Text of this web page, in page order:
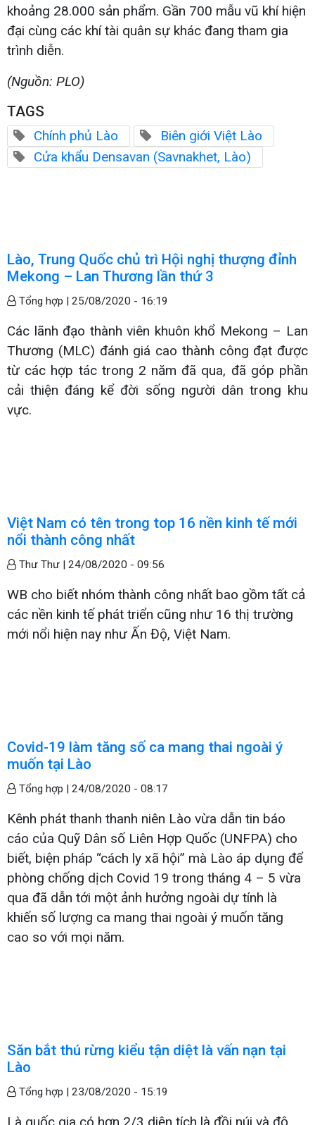
khoảng 28.000 sản phẩm. Gần 700 mẫu vũ khí hiện
đại cùng các khí tài quân sự khác đang tham gia
trình diễn.
(Nguồn: PLO)
TAGS
Chính phủ Lào
Biên giới Việt Lào
Cửa khẩu Densavan (Savnakhet, Lào)
Lào, Trung Quốc chủ trì Hội nghị thượng đỉnh
Mekong – Lan Thương lần thứ 3
Tổng hợp | 25/08/2020 - 16:19
Các lãnh đạo thành viên khuôn khổ Mekong – Lan
Thương (MLC) đánh giá cao thành công đạt được
từ các hợp tác trong 2 năm đã qua, đã góp phần
cải thiện đáng kể đời sống người dân trong khu
vực.
Việt Nam có tên trong top 16 nền kinh tế mới
nổi thành công nhất
Thư Thư | 24/08/2020 - 09:56
WB cho biết nhóm thành công nhất bao gồm tất cả
các nền kinh tế phát triển cũng như 16 thị trường
mới nổi hiện nay như Ấn Độ, Việt Nam.
Covid-19 làm tăng số ca mang thai ngoài ý
muốn tại Lào
Tổng hợp | 24/08/2020 - 08:17
Kênh phát thanh thanh niên Lào vừa dẫn tin báo
cáo của Quỹ Dân số Liên Hợp Quốc (UNFPA) cho
biết, biện pháp “cách ly xã hội” mà Lào áp dụng để
phòng chống dịch Covid 19 trong tháng 4 – 5 vừa
qua đã dẫn tới một ảnh hưởng ngoài dự tính là
khiến số lượng ca mang thai ngoài ý muốn tăng
cao so với mọi năm.
Săn bắt thú rừng kiểu tận diệt là vấn nạn tại
Lào
Tổng hợp | 23/08/2020 - 15:19
Là quốc gia có hơn 2/3 diện tích là đồi núi và độ